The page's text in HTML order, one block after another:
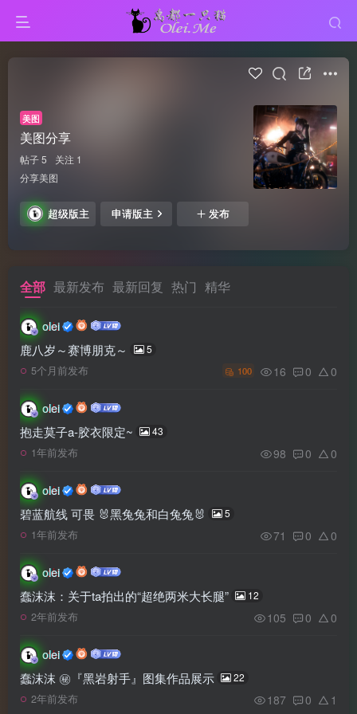
美图
美图分享
帖子 5
关注 1
分享美图
超级版主 申请版主 发布
全部 最新发布 最新回复 热门 精华
olei
鹿八岁～赛博朋克～ 5
5个月前发布 100 16 0 0
olei
抱走莫子a-胶衣限定~ 43
1年前发布 98 0 0
olei
碧蓝航线 可畏 🐰黑兔兔和白兔兔🐰 5
1年前发布 71 0 0
olei
蠢沫沫：关于ta拍出的“超绝两米大长腿” 12
2年前发布 105 0 0
olei
蠢沫沫 ㊙️『黑岩射手』图集作品展示 22
2年前发布 187 0 1